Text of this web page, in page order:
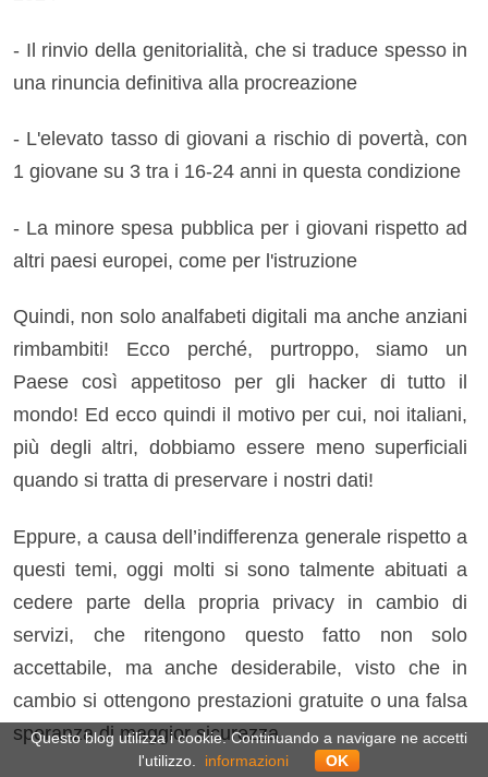
- Il rinvio della genitorialità, che si traduce spesso in
una rinuncia definitiva alla procreazione
- L'elevato tasso di giovani a rischio di povertà, con
1 giovane su 3 tra i 16-24 anni in questa condizione
- La minore spesa pubblica per i giovani rispetto ad
altri paesi europei, come per l'istruzione
Quindi, non solo analfabeti digitali ma anche anziani
rimbambiti! Ecco perché, purtroppo, siamo un
Paese così appetitoso per gli hacker di tutto il
mondo! Ed ecco quindi il motivo per cui, noi italiani,
più degli altri, dobbiamo essere meno superficiali
quando si tratta di preservare i nostri dati!
Eppure, a causa dell’indifferenza generale rispetto a
questi temi, oggi molti si sono talmente abituati a
cedere parte della propria privacy in cambio di
servizi, che ritengono questo fatto non solo
accettabile, ma anche desiderabile, visto che in
cambio si ottengono prestazioni gratuite o una falsa
speranza di maggior sicurezza.
Questo blog utilizza i cookie. Continuando a navigare ne accetti
l'utilizzo.
informazioni OK